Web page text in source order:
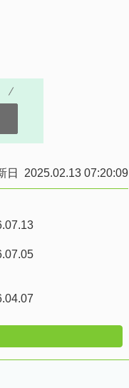
日 2025.02.13 07:20:09